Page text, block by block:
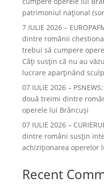
patrimoniul național
7 IULIE 2026 –
dintre românii
trebui să cumpere
Câți susțin că nu au
lucrare aparținând
07 IULIE 2026 –
două treimi dintre
operele lui Brâncuși
07 IULIE 2026 –
dintre români susțin
achiziționarea operelor
Recent